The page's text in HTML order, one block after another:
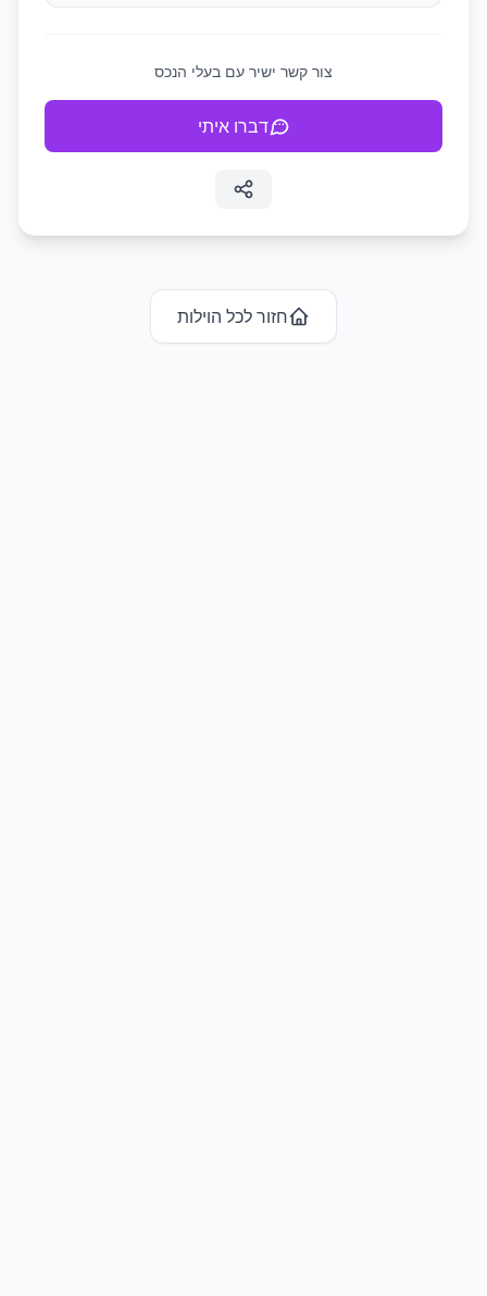
צור קשר ישיר עם בעלי הנכס
דברו איתי
חזור לכל הוילות